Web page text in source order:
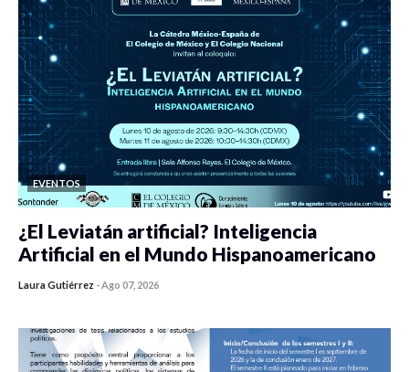
EVENTOS
¿El Leviatán artificial? Inteligencia
Artificial en el Mundo Hispanoamericano
Laura Gutiérrez -Ago 07, 2026